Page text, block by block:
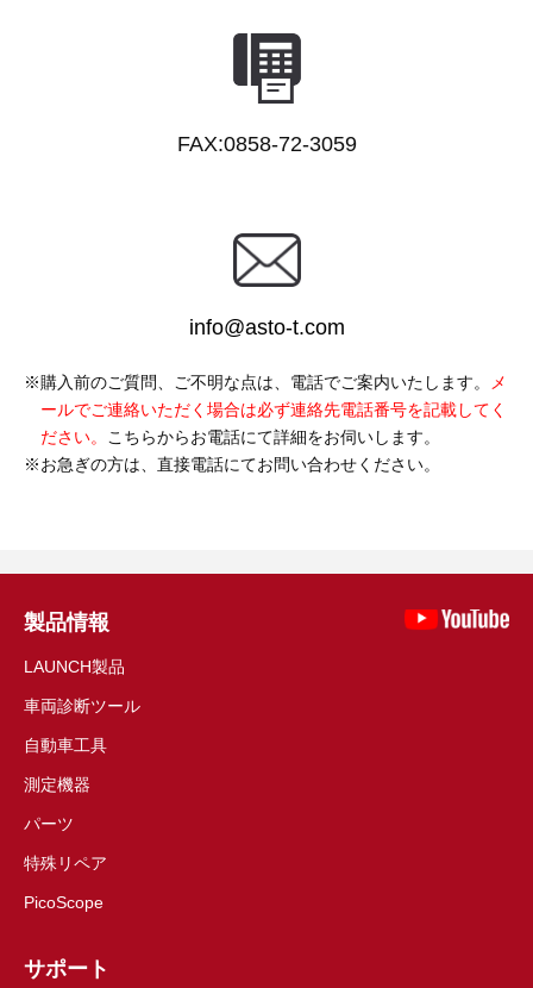
FAX:0858-72-3059
info@asto-t.com
購入前のご質問、ご不明な点は、電話でご案内いたします。
メ
ールでご連絡いただく場合は必ず連絡先電話番号を記載してく
ださい。
こちらからお電話にて詳細をお伺いします。
お急ぎの方は、直接電話にてお問い合わせください。
製品情報
LAUNCH製品
車両診断ツール
自動車工具
測定機器
パーツ
特殊リペア
PicoScope
サポート